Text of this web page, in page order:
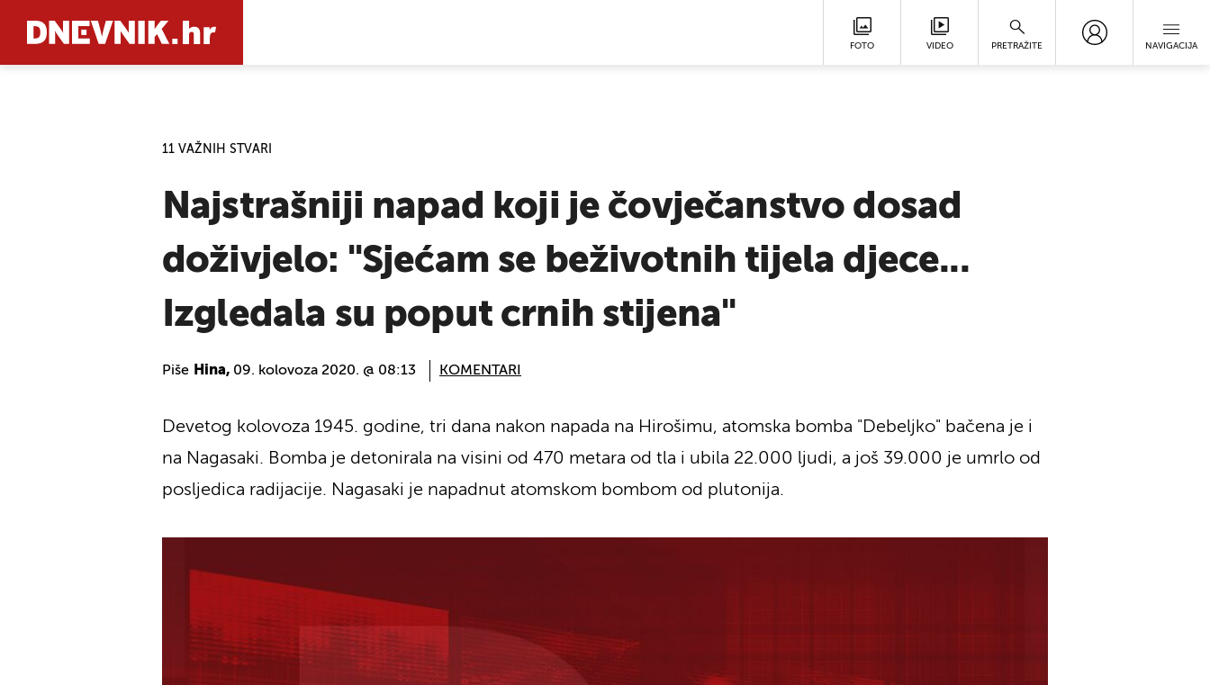
FOTO VIDEO PRETRAŽITE NAVIGACIJA
11 VAŽNIH STVARI
Najstrašniji napad koji je čovječanstvo dosad
doživjelo: "Sjećam se beživotnih tijela djece...
Izgledala su poput crnih stijena"
Piše Hina, 09. kolovoza 2020. @ 08:13 KOMENTARI
Devetog kolovoza 1945. godine, tri dana nakon napada na Hirošimu, atomska bomba "Debeljko" bačena je i
na Nagasaki. Bomba je detonirala na visini od 470 metara od tla i ubila 22.000 ljudi, a još 39.000 je umrlo od
posljedica radijacije. Nagasaki je napadnut atomskom bombom od plutonija.